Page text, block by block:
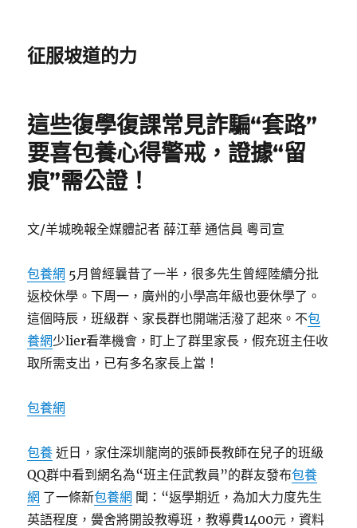
征服坡道的力
這些復學復課常見詐騙“套路”
要喜包養心得警戒，證據“留
痕”需公證！
文/羊城晚報全媒體記者 薛江華 通信員 粵司宣
包養網 5月曾經曩昔了一半，很多先生曾經陸續分批
返校休學。下周一，廣州的小學高年級也要休學了。
這個時辰，班級群、家長群也開端活潑了起來。不包
養網少lier看準機會，盯上了群里家長，假充班主任收
取所需支出，已有多名家長上當！
包養網
包養 近日，家住深圳龍崗的張師長教師在兒子的班級
QQ群中看到網名為“班主任武教員”的群友發布包養
網 了一條新包養網 聞：“返學期近，為加大力度先生
英語程度，黌舍將開設教導班，教導費1400元，資料